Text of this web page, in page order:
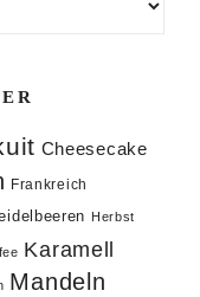
Cheesecake
Frankreich
Herbst
Karamell
Mandeln